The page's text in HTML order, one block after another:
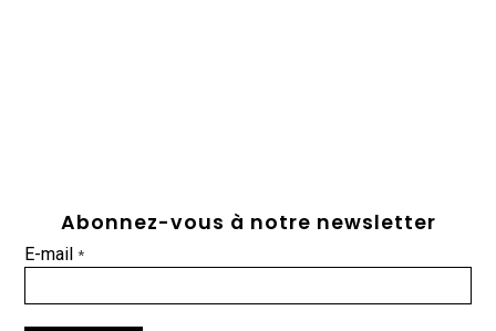
Abonnez-vous à notre newsletter
E-mail*